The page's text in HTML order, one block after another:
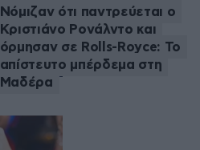
Νόμιζαν ότι παντρεύεται ο
Κριστιάνο Ρονάλντο και
όρμησαν σε Rolls-Royce: Το
απίστευτο μπέρδεμα στη
Μαδέρα